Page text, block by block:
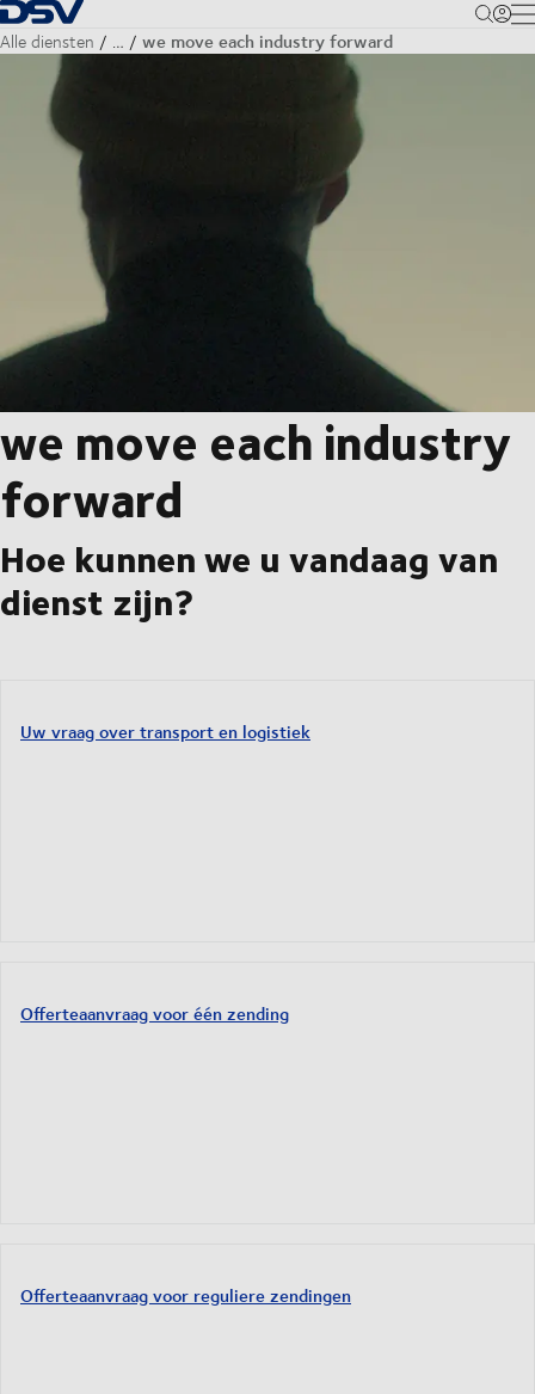
Terug naar startpagina
Alle diensten … we move each industry forward
we move each industry
forward
Hoe kunnen we u vandaag van
dienst zijn?
Uw vraag over transport en logistiek
Offerteaanvraag voor één zending
Offerteaanvraag voor reguliere zendingen